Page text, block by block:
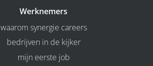
Werknemers
waarom synergie careers
bedrijven in de kijker
mijn eerste job